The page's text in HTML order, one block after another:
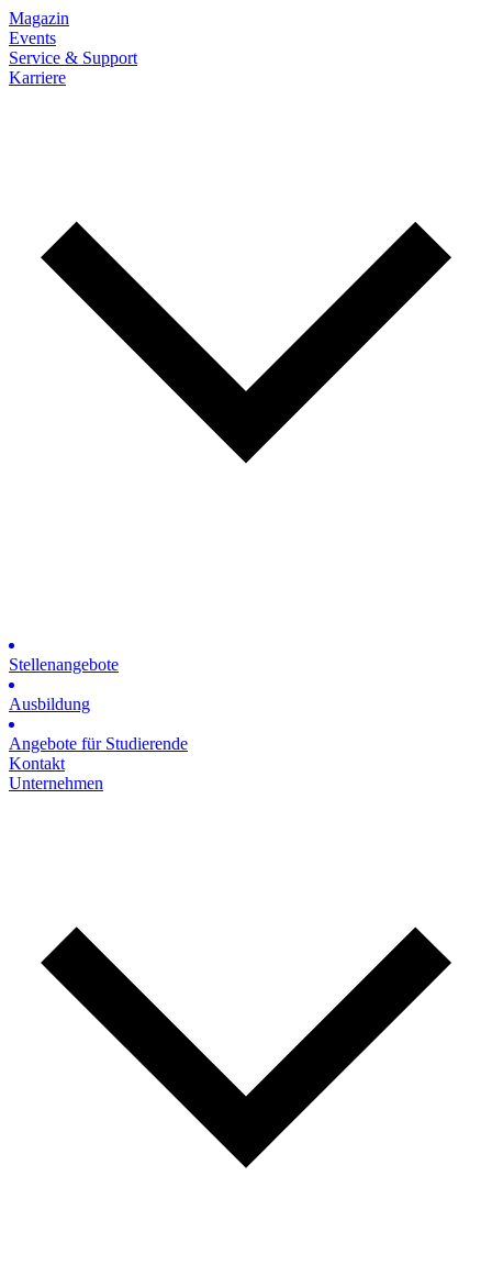
Magazin
Events
Service & Support
Karriere
Stellenangebote
Ausbildung
Angebote für Studierende
Kontakt
Unternehmen